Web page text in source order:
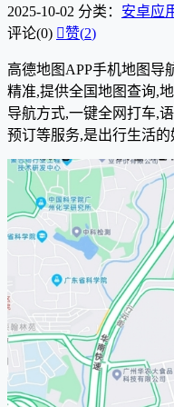
2025-10-02 分类： 安卓应
评论(0) 赞(2)
高德地图APP手机地图导
精准,提供全国地图查询,
导航方式,一键全网打车,
预订等服务,是出行生活的